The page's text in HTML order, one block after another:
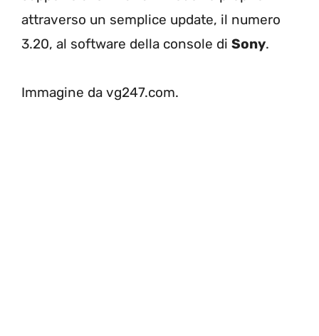
attraverso un semplice update, il numero
3.20, al software della console di Sony.
Immagine da vg247.com.